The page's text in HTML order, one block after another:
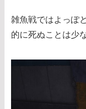
雑魚戦ではよっぽ
的に死ぬことは少